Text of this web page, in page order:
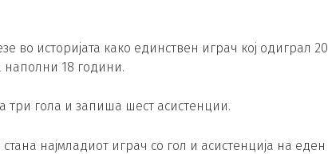
во историјата како единствен играч кој одиграл 20
18 години.
три гола и запиша шест асистенции.
најмладиот играч со гол и асистенција на еден